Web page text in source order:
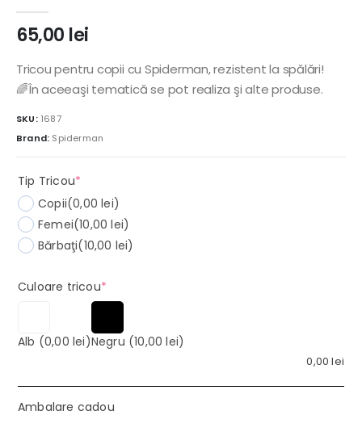
65,00 lei
Tricou pentru copii cu Spiderman, rezistent la spălări!
🌈În aceeaşi tematică se pot realiza şi alte produse.
SKU: 1687
Brand: Spiderman
Tip Tricou*
Copii(0,00 lei)
Femei(10,00 lei)
Bărbaţi(10,00 lei)
Culoare tricou*(required)
Alb (0,00 lei)Negru (10,00 lei)
0,00lei
Ambalare cadou